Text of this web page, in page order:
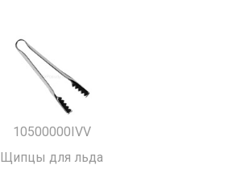
10500000IVV
Щипцы для льда